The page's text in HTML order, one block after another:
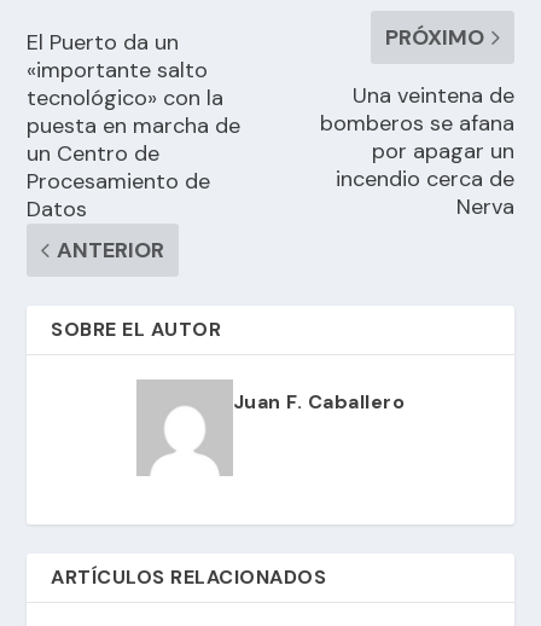
El Puerto da un
«importante salto
tecnológico» con la
puesta en marcha de
un Centro de
Procesamiento de
Datos
ANTERIOR
PRÓXIMO
Una veintena de
bomberos se afana
por apagar un
incendio cerca de
Nerva
SOBRE EL AUTOR
Juan F. Caballero
ARTÍCULOS RELACIONADOS